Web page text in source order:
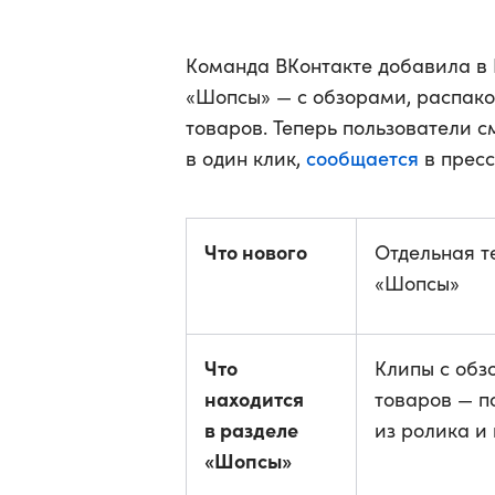
Команда ВКонтакте добавила
«Шопсы» — с обзорами,
товаров. Теперь пользователи
в один клик, сообщается в
Что нового
Отдельная
«Шопсы»
Что
находится
в разделе
«Шопсы»
Клипы с
товаров —
из ролика и